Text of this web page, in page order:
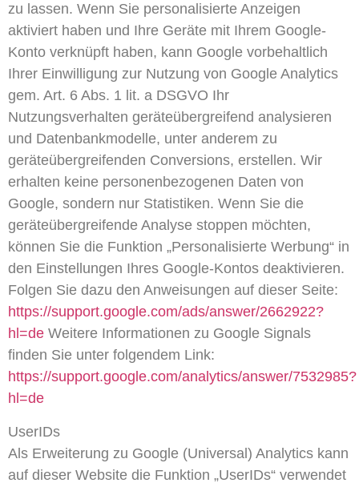
zu lassen. Wenn Sie personalisierte Anzeigen
aktiviert haben und Ihre Geräte mit Ihrem Google-
Konto verknüpft haben, kann Google vorbehaltlich
Ihrer Einwilligung zur Nutzung von Google Analytics
gem. Art. 6 Abs. 1 lit. a DSGVO Ihr
Nutzungsverhalten geräteübergreifend analysieren
und Datenbankmodelle, unter anderem zu
geräteübergreifenden Conversions, erstellen. Wir
erhalten keine personenbezogenen Daten von
Google, sondern nur Statistiken. Wenn Sie die
geräteübergreifende Analyse stoppen möchten,
können Sie die Funktion „Personalisierte Werbung“ in
den Einstellungen Ihres Google-Kontos deaktivieren.
Folgen Sie dazu den Anweisungen auf dieser Seite:
https://support.google.com/ads/answer/2662922?
hl=de Weitere Informationen zu Google Signals
finden Sie unter folgendem Link:
https://support.google.com/analytics/answer/7532985?
hl=de
UserIDs
Als Erweiterung zu Google (Universal) Analytics kann
auf dieser Website die Funktion „UserIDs“ verwendet